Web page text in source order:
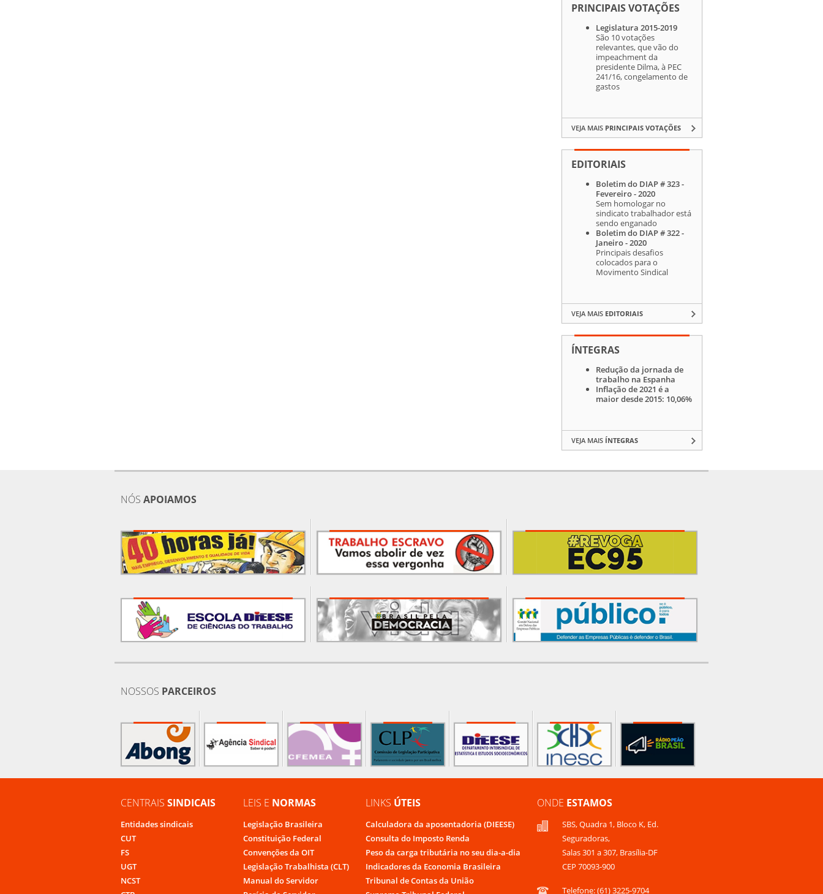
PRINCIPAIS VOTAÇÕES
Legislatura 2015-2019
São 10 votações
relevantes, que vão do
impeachment da
presidente Dilma, à PEC
241/16, congelamento de
gastos
VEJA MAIS PRINCIPAIS VOTAÇÕES
EDITORIAIS
Boletim do DIAP # 323 -
Fevereiro - 2020
Sem homologar no
sindicato trabalhador está
sendo enganado
Boletim do DIAP # 322 -
Janeiro - 2020
Principais desafios
colocados para o
Movimento Sindical
VEJA MAIS EDITORIAIS
ÍNTEGRAS
Redução da jornada de
trabalho na Espanha
Inflação de 2021 é a
maior desde 2015: 10,06%
VEJA MAIS ÍNTEGRAS
NÓS APOIAMOS
NOSSOS PARCEIROS
CENTRAIS SINDICAIS
Entidades sindicais
CUT
FS
UGT
NCST
LEIS E NORMAS
Legislação Brasileira
Constituição Federal
Convenções da OIT
Legislação Trabalhista (CLT)
Manual do Servidor
LINKS ÚTEIS
Calculadora da aposentadoria (DIEESE)
Consulta do Imposto Renda
Peso da carga tributária no seu dia-a-dia
Indicadores da Economia Brasileira
Tribunal de Contas da União
ONDE ESTAMOS
SBS, Quadra 1, Bloco K, Ed.
Seguradoras,
Salas 301 a 307, Brasília-DF
CEP 70093-900
Telefone: (61) 3225-9704